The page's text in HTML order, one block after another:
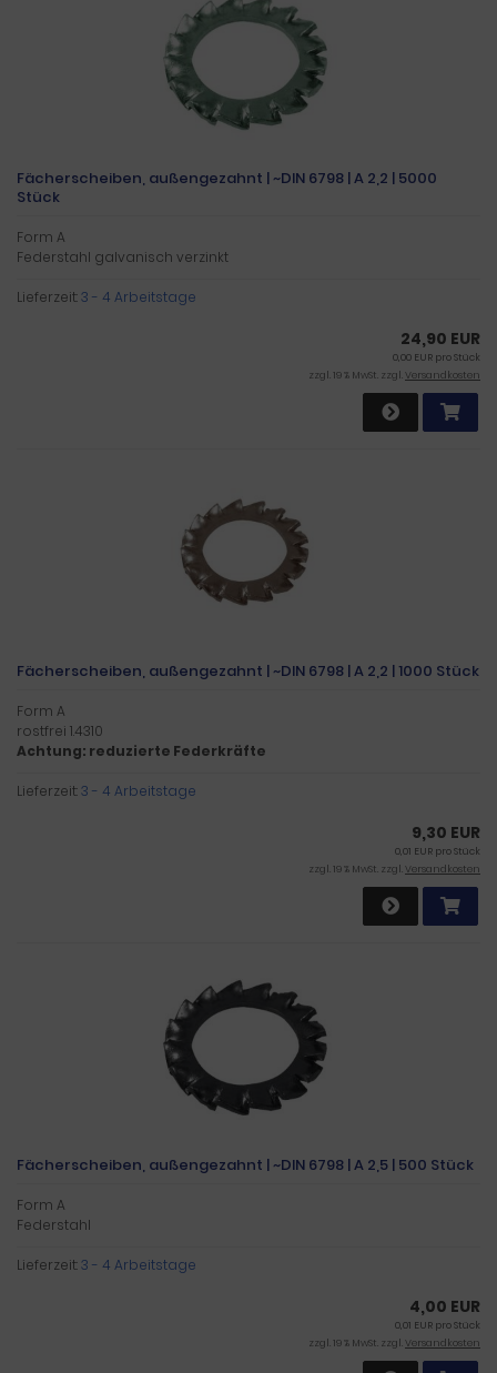
Fächerscheiben, außengezahnt | ~DIN 6798 | A 2,2 | 5000
Stück
Form A
Federstahl galvanisch verzinkt
Lieferzeit:3 - 4 Arbeitstage
24,90 EUR
0,00 EUR pro Stück
zzgl. 19 % MwSt. zzgl.Versandkosten
Fächerscheiben, außengezahnt | ~DIN 6798 | A 2,2 | 1000 Stück
Form A
rostfrei 1.4310
Achtung: reduzierte Federkräfte
Lieferzeit:3 - 4 Arbeitstage
9,30 EUR
0,01 EUR pro Stück
zzgl. 19 % MwSt. zzgl.Versandkosten
Fächerscheiben, außengezahnt | ~DIN 6798 | A 2,5 | 500 Stück
Form A
Federstahl
Lieferzeit:3 - 4 Arbeitstage
4,00 EUR
0,01 EUR pro Stück
zzgl. 19 % MwSt. zzgl.Versandkosten